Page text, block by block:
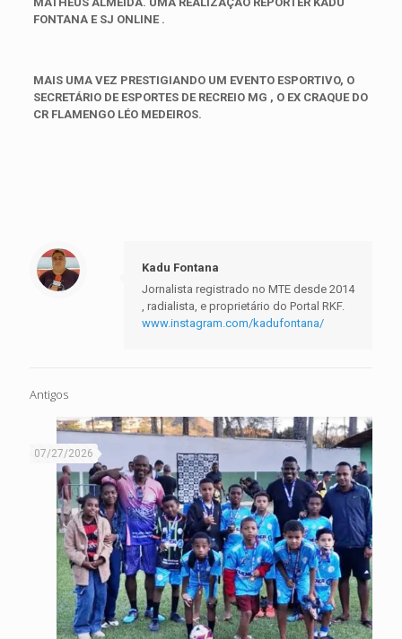
FONTANA E SJ ONLINE .
MAIS UMA VEZ PRESTIGIANDO UM EVENTO ESPORTIVO, O
SECRETÁRIO DE ESPORTES DE RECREIO MG , O EX CRAQUE DO
CR FLAMENGO LÉO MEDEIROS.
Kadu Fontana
Jornalista registrado no MTE desde 2014
, radialista, e proprietário do Portal RKF.
www.instagram.com/kadufontana/
Antigos
07/27/2026